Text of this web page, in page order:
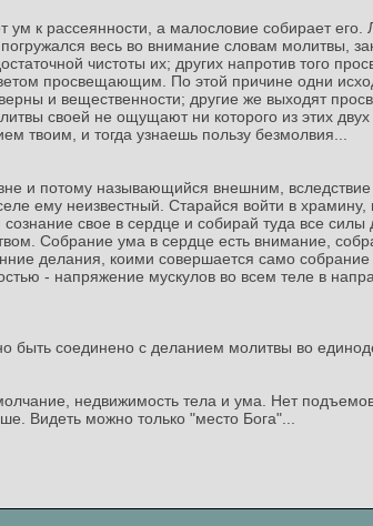
ум к рассеянности, а малословие собирает
весь во внимание словам молитвы,
чистоты их; других напротив того
просвещающим. По этой причине одни
и вещественности; другие же выходят
своей не ощущают ни которого из этих
твоим, и тогда узнаешь пользу безмолвия...
и потому называющийся внешним,
ему неизвестный. Старайся войти в
свое в сердце и собирай туда все
Собрание ума в сердце есть внимание,
делания, коими совершается само
- напряжение мускулов во всем теле в
быть соединено с деланием молитвы во
недвижимость тела и ума. Нет
Видеть можно только "место Бога"...